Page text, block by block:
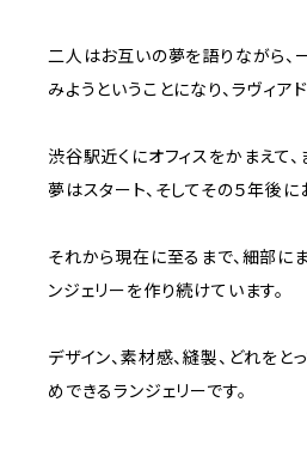
二人はお互いの夢を語りながら、
みようということになり、ラヴィア
渋谷駅近くにオフィスをかまえて
夢はスタート、そしてその５年後に
それから現在に至るまで、細部に
ンジェリーを作り続けています。
デザイン、素材感、縫製、どれをと
めできるランジェリーです。